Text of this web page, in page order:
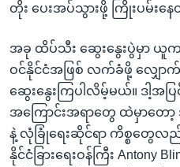
တိုး ပေးအပ်သွားဖို့ ကြိုးပမ်းနေ
အခု ထိပ်သီး ဆွေးနွေးပွဲမှာ ယူ
ဝင်နိုင်ငံအဖြစ် လက်ခံဖို့ လျှေ
ဆွေးနွေးကြပါလိမ့်မယ်။ ဒါ့အပ
အကြောင်းအရာတွေ ထဲမှာတော့ အ
နဲ့ လုံခြုံရေးဆိုင်ရာ ကိစ္စတွေလည်
နိုင်ငံခြားရေးဝန်ကြီး Antony